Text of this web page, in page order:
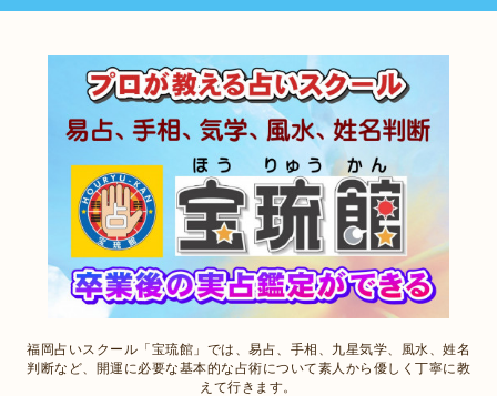
福岡占いスクール「宝琉館」では、易占、手相、九星気学、風水、姓名
判断など、開運に必要な基本的な占術について素人から優しく丁寧に教
えて行きます。